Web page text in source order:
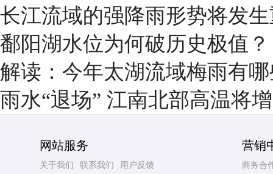
长江流域的强降雨形势将发
鄱阳湖水位为何破历史极值？
解读：今年太湖流域梅雨有
雨水“退场” 江南北部高温将
网站服务
关于我们 联系我们
用户反馈
营销
商务合